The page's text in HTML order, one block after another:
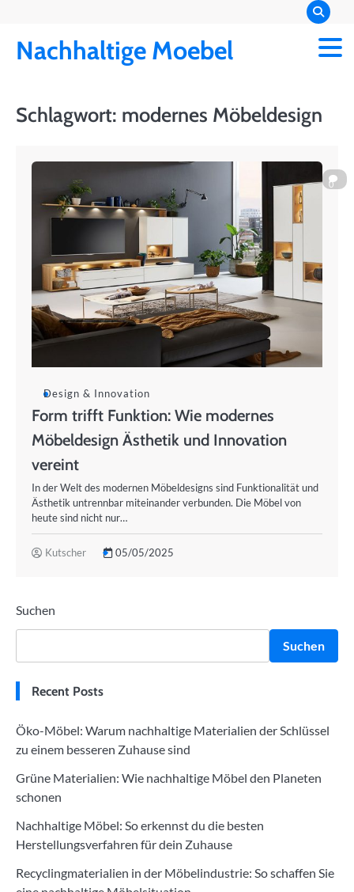
content
Nachhaltige Moebel
Schlagwort: modernes Möbeldesign
0
Design & Innovation
Form trifft Funktion: Wie modernes
Möbeldesign Ästhetik und Innovation
vereint
In der Welt des modernen Möbeldesigns sind Funktionalität und
Ästhetik untrennbar miteinander verbunden. Die Möbel von
heute sind nicht nur…
Kutscher 05/05/2025
Suchen
Suchen
Recent Posts
Öko-Möbel: Warum nachhaltige Materialien der Schlüssel
zu einem besseren Zuhause sind
Grüne Materialien: Wie nachhaltige Möbel den Planeten
schonen
Nachhaltige Möbel: So erkennst du die besten
Herstellungsverfahren für dein Zuhause
Recyclingmaterialien in der Möbelindustrie: So schaffen Sie